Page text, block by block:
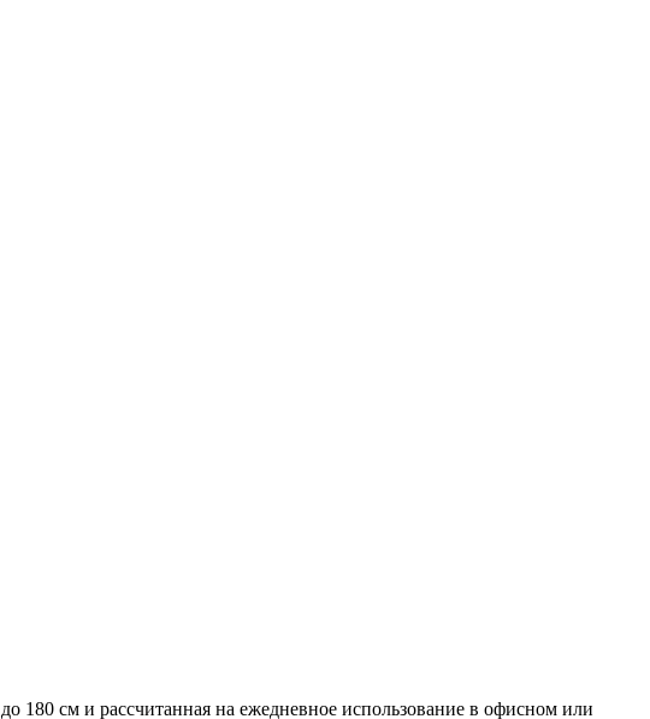
180 см и рассчитанная на ежедневное использование в офисном или